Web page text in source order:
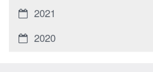
2021
2020